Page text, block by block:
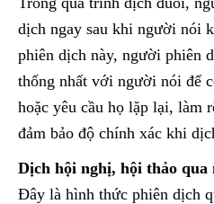
dịch ngay sau khi người nói
phiên dịch này, người phiên
thống nhất với người nói để
hoặc yêu cầu họ lặp lại, làm
đảm bảo độ chính xác khi
Dịch hội nghị, hội thảo qua
Đây là hình thức phiên dịch